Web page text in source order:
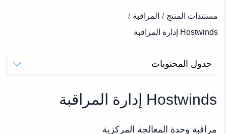
مستندات المنتج / المراقبة /
Hostwinds إدارة المراقبة
جدول المحتويات
مراقبة ذاكرة الوصول العشوائي
مراقبة القرص
Hostwinds إدارة المراقبة
مراقبة وحدة المعالجة المركزية